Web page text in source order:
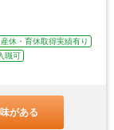
産休・育休取得実績有り
職可
がある